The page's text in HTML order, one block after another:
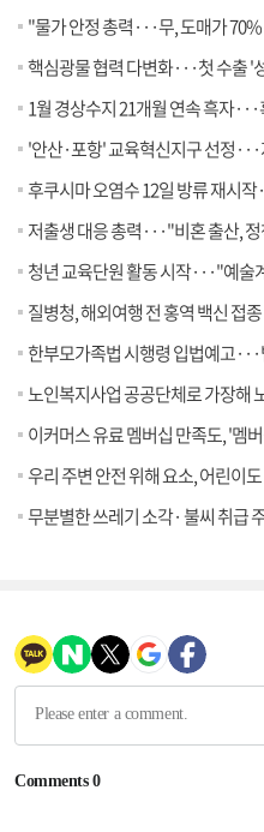
"물가 안정 총력···무, 도매가
핵심광물 협력 다변화···첫 수출 '
1월 경상수지 21개월 연속 흑자
'안산·포항' 교육혁신지구 선정
후쿠시마 오염수 12일 방류 재시작
저출생 대응 총력···"비혼 출산,
청년 교육단원 활동 시작···"예술
질병청, 해외여행 전 홍역 백신 접
한부모가족법 시행령 입법예고
노인복지사업 공공단체로 가장해 노년층의 재산을 노리는
이커머스 유료 멤버십 만족도, '멤버십
우리 주변 안전 위해 요소, 어린이도
무분별한 쓰레기 소각· 불씨 취급